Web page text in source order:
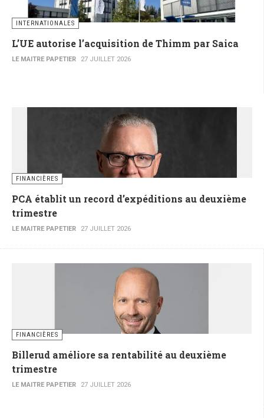
INTERNATIONALES
L’UE autorise l’acquisition de Thimm par Saica
LE MAITRE PAPETIER 27 JUILLET 2026
FINANCIÈRES
PCA établit un record d’expéditions au deuxième
trimestre
LE MAITRE PAPETIER 27 JUILLET 2026
FINANCIÈRES
Billerud améliore sa rentabilité au deuxième
trimestre
LE MAITRE PAPETIER 27 JUILLET 2026